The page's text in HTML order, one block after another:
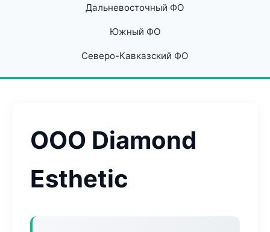
Дальневосточный ФО
Южный ФО
Северо-Кавказский ФО
ООО Diamond
Esthetic